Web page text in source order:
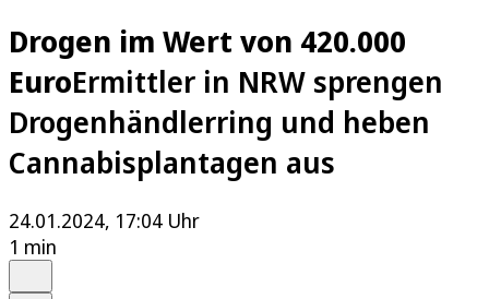
Drogen im Wert von 420.000
EuroErmittler in NRW sprengen
Drogenhändlerring und heben
Cannabisplantagen aus
24.01.2024, 17:04 Uhr
1 min